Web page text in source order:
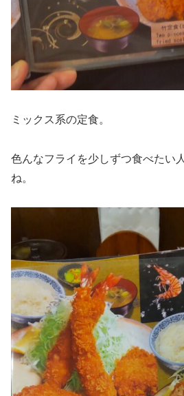
ミックス系の定食。
色んなフライを少しずつ食べたい
ね。